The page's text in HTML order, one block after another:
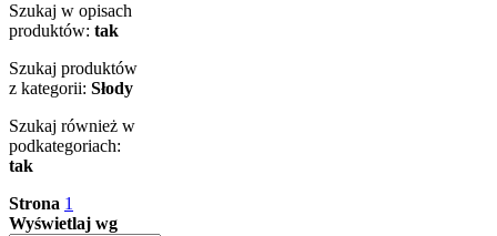
Szukaj w opisach
produktów: tak
Szukaj produktów
z kategorii: Słody
Szukaj również w
podkategoriach:
tak
Strona 1
Wyświetlaj wg